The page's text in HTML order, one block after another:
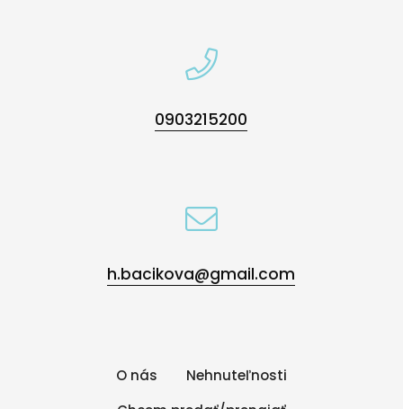
0903215200
h.bacikova@gmail.com
O nás
Nehnuteľnosti